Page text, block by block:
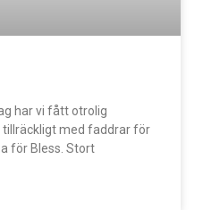
har vi fått otrolig
tillräckligt med faddrar för
för Bless. Stort